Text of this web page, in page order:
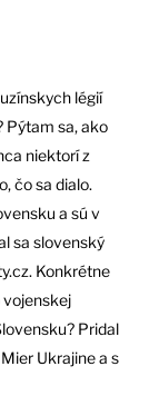
légií
Pýtam sa, ako
niektorí z
čo sa dialo.
a sú v
sa slovenský
Konkrétne
Pridal
Ukrajine a s